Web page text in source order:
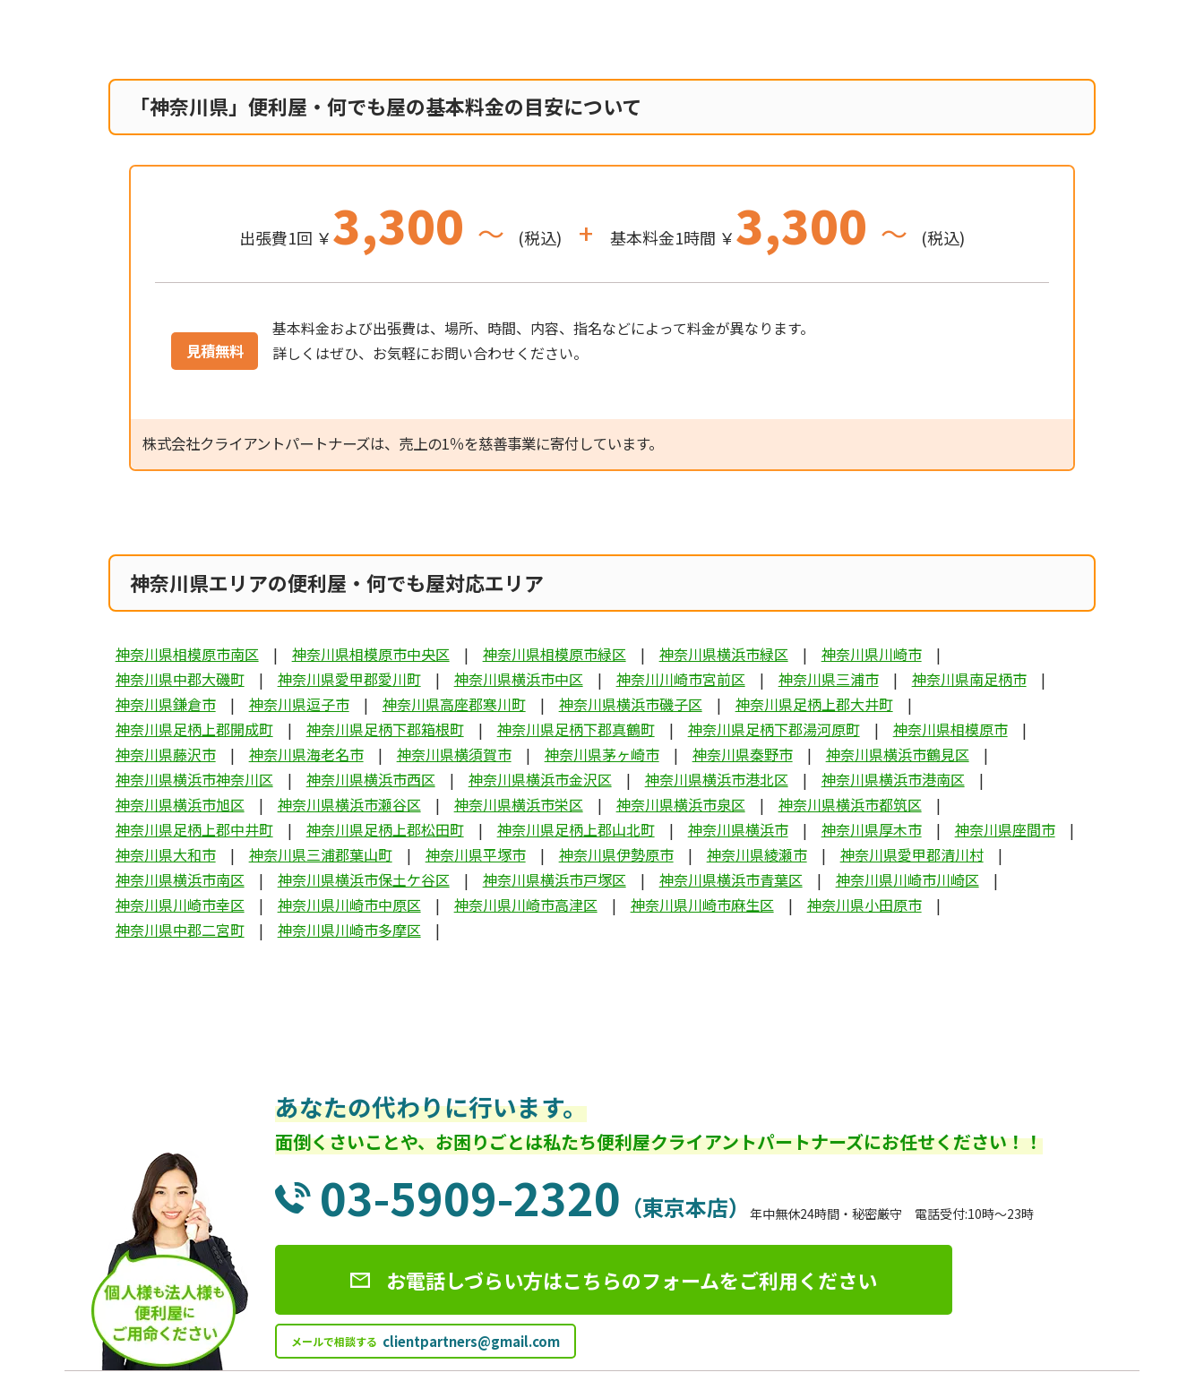
「神奈川県」便利屋・何でも屋の基本料金の目安について
出張費1回 ￥3,300 ～ (税込) + 基本料金1時間 ￥3,300 ～ (税込)
見積無料
基本料金および出張費は、場所、時間、内容、指名などによって料金が異なります。
詳しくはぜひ、お気軽にお問い合わせください。
株式会社クライアントパートナーズは、売上の1％を慈善事業に寄付しています。
神奈川県エリアの便利屋・何でも屋対応エリア
神奈川県相模原市南区 神奈川県相模原市中央区 神奈川県相模原市緑区 神奈川県横浜市緑区
神奈川県川崎市
神奈川県中郡大磯町
神奈川県愛甲郡愛川町 神奈川県横浜市中区 神奈川川崎市宮前区 神奈川県三浦市
神奈川県南足柄市
神奈川県鎌倉市
神奈川県逗子市 神奈川県高座郡寒川町 神奈川県横浜市磯子区
神奈川県足柄上郡大井町
神奈川県足柄上郡開成町
神奈川県足柄下郡箱根町 神奈川県足柄下郡真鶴町 神奈川県足柄下郡湯河原町
神奈川県相模原市
神奈川県藤沢市
神奈川県海老名市 神奈川県横須賀市 神奈川県茅ヶ崎市 神奈川県秦野市
神奈川県横浜市鶴見区
神奈川県横浜市神奈川区
神奈川県横浜市西区 神奈川県横浜市金沢区 神奈川県横浜市港北区
神奈川県横浜市港南区
神奈川県横浜市旭区
神奈川県横浜市瀬谷区 神奈川県横浜市栄区 神奈川県横浜市泉区
神奈川県横浜市都筑区
神奈川県足柄上郡中井町
神奈川県足柄上郡松田町 神奈川県足柄上郡山北町 神奈川県横浜市 神奈川県厚木市
神奈川県座間市
神奈川県大和市
神奈川県三浦郡葉山町 神奈川県平塚市 神奈川県伊勢原市 神奈川県綾瀬市
神奈川県愛甲郡清川村
神奈川県横浜市南区
神奈川県横浜市保土ケ谷区 神奈川県横浜市戸塚区 神奈川県横浜市青葉区
神奈川県川崎市川崎区
神奈川県川崎市幸区
神奈川県川崎市中原区 神奈川県川崎市高津区 神奈川県川崎市麻生区
神奈川県小田原市
神奈川県中郡二宮町
神奈川県川崎市多摩区
あなたの代わりに行います。
面倒くさいことや、お困りごとは私たち便利屋クライアントパートナーズにお任せください！！
03-5909-2320 （東京本店） 年中無休24時間・秘密厳守 電話受付:10時～23時
お電話しづらい方はこちらのフォームをご利用ください
メールで相談する clientpartners@gmail.com